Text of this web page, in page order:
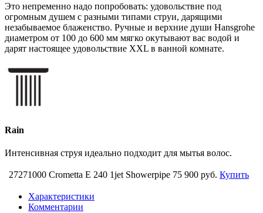
Это непременно надо попробовать: удовольствие под
огромным душем с разными типами струи, дарящими
незабываемое блаженство. Ручные и верхние души Hansgrohe
диаметром от 100 до 600 мм мягко окутывают вас водой и
дарят настоящее удовольствие XXL в ванной комнате.
Rain
Интенсивная струя идеально подходит для мытья волос.
27271000 Crometta Е 240 1jet Showerpipe 75 900 руб. Купить
Характеристики
Комментарии